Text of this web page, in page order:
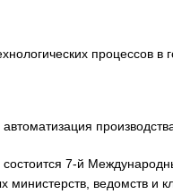
7-й
министерств, ведомств и